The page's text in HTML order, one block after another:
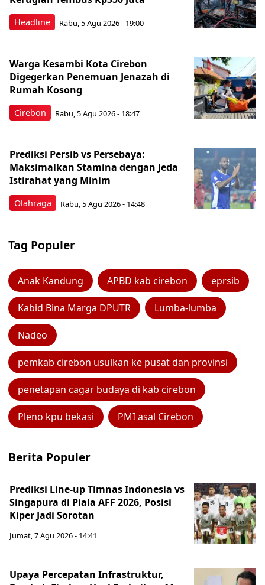
Headline Rabu, 5 Agu 2026 - 19:00
Cirebon
Warga Kesambi Kota Cirebon
Digegerkan Penemuan Jenazah di
Rumah Kosong
Rabu, 5 Agu 2026 - 18:47
Olahraga
Prediksi Persib vs Persebaya:
Maksimalkan Stamina dengan Jeda
Istirahat yang Minim
Rabu, 5 Agu 2026 - 14:48
Tag Populer
Anak Kandung APBD kab cirebon eprsib
Kabid Bina Marga DPUTR Lumba-lumba
Nadeo
pemkab cirebon usulkan ke pusat dan provinsi
penetapan cagar budaya di kab cirebon
Pleno kpu bekasi PMI asal Cirebon
Berita Populer
Prediksi Line-up Timnas Indonesia vs
Singapura di Piala AFF 2026, Posisi
Kiper Jadi Sorotan
Jumat, 7 Agu 2026 - 14:41
Upaya Percepatan Infrastruktur,